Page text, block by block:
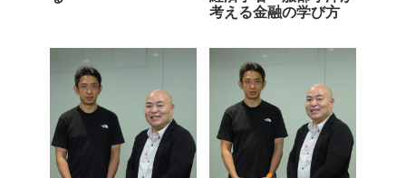
考える金融の学び方